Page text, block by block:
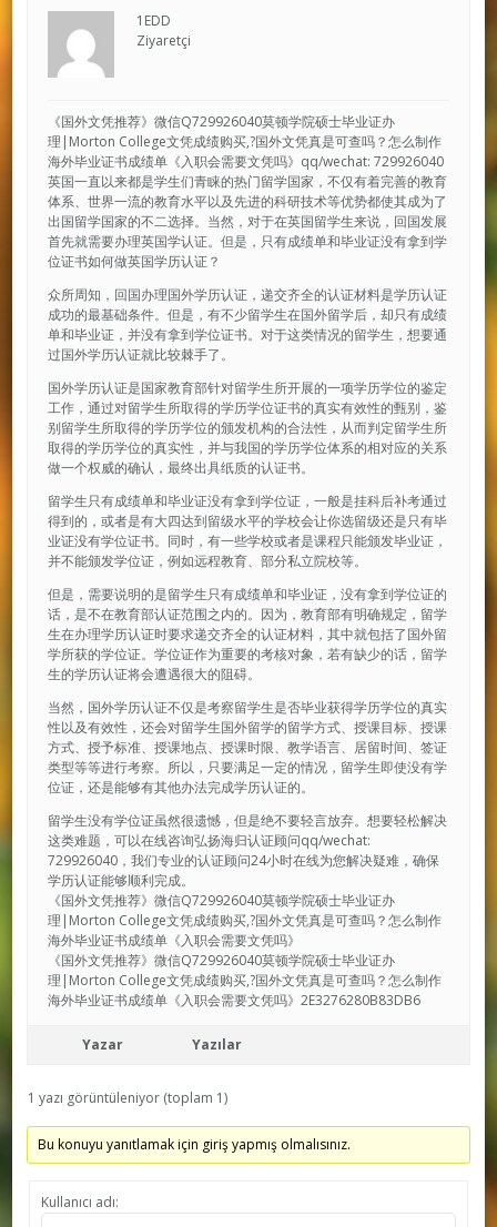
1EDD
Ziyaretçi
《国外文凭推荐》微信Q729926040莫顿学院硕士毕业证办
理|Morton College文凭成绩购买,?国外文凭真是可查吗？怎么制作
海外毕业证书成绩单《入职会需要文凭吗》qq/wechat: 729926040
英国一直以来都是学生们青睐的热门留学国家，不仅有着完善的教育
体系、世界一流的教育水平以及先进的科研技术等优势都使其成为了
出国留学国家的不二选择。当然，对于在英国留学生来说，回国发展
首先就需要办理英国学认证。但是，只有成绩单和毕业证没有拿到学
位证书如何做英国学历认证？
众所周知，回国办理国外学历认证，递交齐全的认证材料是学历认证
成功的最基础条件。但是，有不少留学生在国外留学后，却只有成绩
单和毕业证，并没有拿到学位证书。对于这类情况的留学生，想要通
过国外学历认证就比较棘手了。
国外学历认证是国家教育部针对留学生所开展的一项学历学位的鉴定
工作，通过对留学生所取得的学历学位证书的真实有效性的甄别，鉴
别留学生所取得的学历学位的颁发机构的合法性，从而判定留学生所
取得的学历学位的真实性，并与我国的学历学位体系的相对应的关系
做一个权威的确认，最终出具纸质的认证书。
留学生只有成绩单和毕业证没有拿到学位证，一般是挂科后补考通过
得到的，或者是有大四达到留级水平的学校会让你选留级还是只有毕
业证没有学位证书。同时，有一些学校或者是课程只能颁发毕业证，
并不能颁发学位证，例如远程教育、部分私立院校等。
但是，需要说明的是留学生只有成绩单和毕业证，没有拿到学位证的
话，是不在教育部认证范围之内的。因为，教育部有明确规定，留学
生在办理学历认证时要求递交齐全的认证材料，其中就包括了国外留
学所获的学位证。学位证作为重要的考核对象，若有缺少的话，留学
生的学历认证将会遭遇很大的阻碍。
当然，国外学历认证不仅是考察留学生是否毕业获得学历学位的真实
性以及有效性，还会对留学生国外留学的留学方式、授课目标、授课
方式、授予标准、授课地点、授课时限、教学语言、居留时间、签证
类型等等进行考察。所以，只要满足一定的情况，留学生即使没有学
位证，还是能够有其他办法完成学历认证的。
留学生没有学位证虽然很遗憾，但是绝不要轻言放弃。想要轻松解决
这类难题，可以在线咨询弘扬海归认证顾问qq/wechat:
729926040，我们专业的认证顾问24小时在线为您解决疑难，确保
学历认证能够顺利完成。
《国外文凭推荐》微信Q729926040莫顿学院硕士毕业证办
理|Morton College文凭成绩购买,?国外文凭真是可查吗？怎么制作
海外毕业证书成绩单《入职会需要文凭吗》
《国外文凭推荐》微信Q729926040莫顿学院硕士毕业证办
理|Morton College文凭成绩购买,?国外文凭真是可查吗？怎么制作
海外毕业证书成绩单《入职会需要文凭吗》2E3276280B83DB6
Yazar Yazılar
1 yazı görüntüleniyor (toplam 1)
Bu konuyu yanıtlamak için giriş yapmış olmalısınız.
Kullanıcı adı: